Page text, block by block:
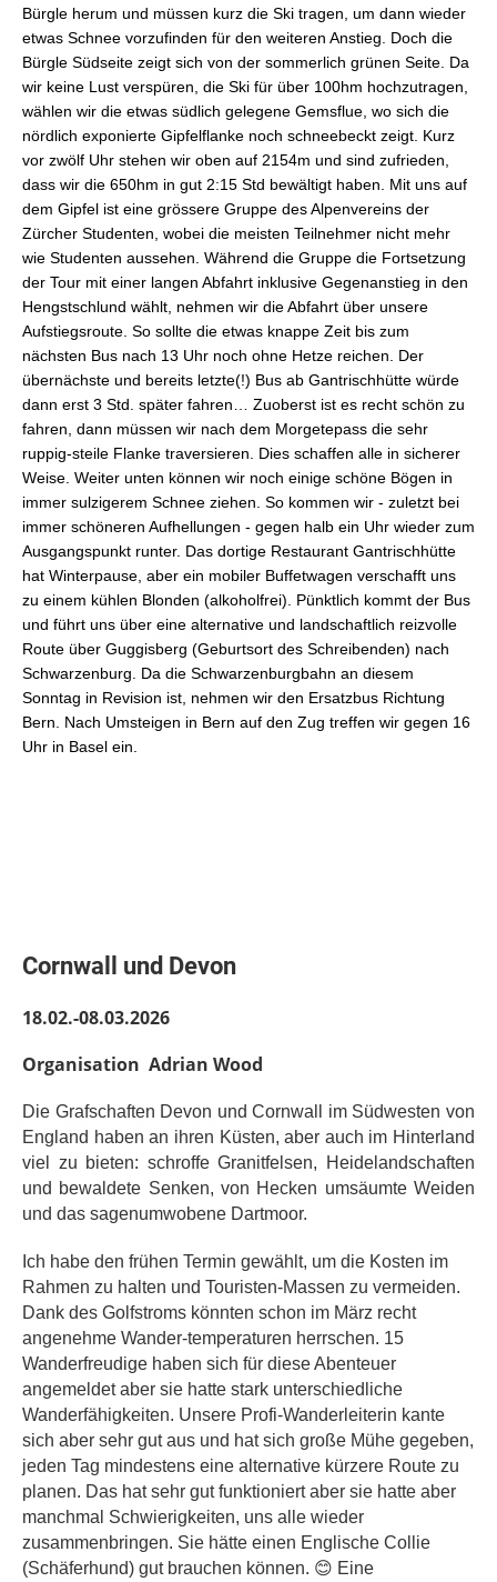
Bürgle herum und müssen kurz die Ski tragen, um dann wieder
etwas Schnee vorzufinden für den weiteren Anstieg. Doch die
Bürgle Südseite zeigt sich von der sommerlich grünen Seite. Da
wir keine Lust verspüren, die Ski für über 100hm hochzutragen,
wählen wir die etwas südlich gelegene Gemsflue, wo sich die
nördlich exponierte Gipfelflanke noch schneebeckt zeigt. Kurz
vor zwölf Uhr stehen wir oben auf 2154m und sind zufrieden,
dass wir die 650hm in gut 2:15 Std bewältigt haben. Mit uns auf
dem Gipfel ist eine grössere Gruppe des Alpenvereins der
Zürcher Studenten, wobei die meisten Teilnehmer nicht mehr
wie Studenten aussehen. Während die Gruppe die Fortsetzung
der Tour mit einer langen Abfahrt inklusive Gegenanstieg in den
Hengstschlund wählt, nehmen wir die Abfahrt über unsere
Aufstiegsroute. So sollte die etwas knappe Zeit bis zum
nächsten Bus nach 13 Uhr noch ohne Hetze reichen. Der
übernächste und bereits letzte(!) Bus ab Gantrischhütte würde
dann erst 3 Std. später fahren… Zuoberst ist es recht schön zu
fahren, dann müssen wir nach dem Morgetepass die sehr
ruppig-steile Flanke traversieren. Dies schaffen alle in sicherer
Weise. Weiter unten können wir noch einige schöne Bögen in
immer sulzigerem Schnee ziehen. So kommen wir - zuletzt bei
immer schöneren Aufhellungen - gegen halb ein Uhr wieder zum
Ausgangspunkt runter. Das dortige Restaurant Gantrischhütte
hat Winterpause, aber ein mobiler Buffetwagen verschafft uns
zu einem kühlen Blonden (alkoholfrei). Pünktlich kommt der Bus
und führt uns über eine alternative und landschaftlich reizvolle
Route über Guggisberg (Geburtsort des Schreibenden) nach
Schwarzenburg. Da die Schwarzenburgbahn an diesem
Sonntag in Revision ist, nehmen wir den Ersatzbus Richtung
Bern. Nach Umsteigen in Bern auf den Zug treffen wir gegen 16
Uhr in Basel ein.
Cornwall und Devon
18.02.-08.03.2026
Organisation Adrian Wood
Die Grafschaften Devon und Cornwall im Südwesten von
England haben an ihren Küsten, aber auch im Hinterland
viel zu bieten: schroffe Granitfelsen, Heidelandschaften
und bewaldete Senken, von Hecken umsäumte Weiden
und das sagenumwobene Dartmoor.
Ich habe den frühen Termin gewählt, um die Kosten im
Rahmen zu halten und Touristen-Massen zu vermeiden.
Dank des Golfstroms könnten schon im März recht
angenehme Wander-temperaturen herrschen. 15
Wanderfreudige haben sich für diese Abenteuer
angemeldet aber sie hatte stark unterschiedliche
Wanderfähigkeiten. Unsere Profi-Wander leiterin kante
sich aber sehr gut aus und hat sich große Mühe gegeben,
jeden Tag mindestens eine alternative kürzere Route zu
planen. Das hat sehr gut funktioniert aber sie hatte aber
manchmal Schwierigkeiten, uns alle wieder
zusammenbringen. Sie hätte einen Englische Collie
(Schäferhund) gut brauchen können. 😊 Eine